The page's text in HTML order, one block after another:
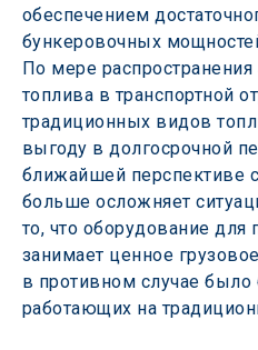
обеспечением
бункеровочных
По мере
топлива в транспортной
традиционных видов
выгоду в долгосрочной
ближайшей перспективе
больше осложняет
то, что оборудование для
занимает ценное
в противном случае было
работающих на